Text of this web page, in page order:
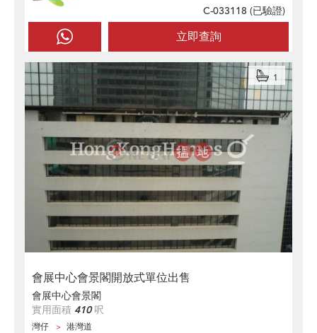
立即查詢
C-033118 (已驗證)
會展中心會景閣開放式單位出售
1
會展中心會景閣
實用面積 410呎
灣仔 港灣道